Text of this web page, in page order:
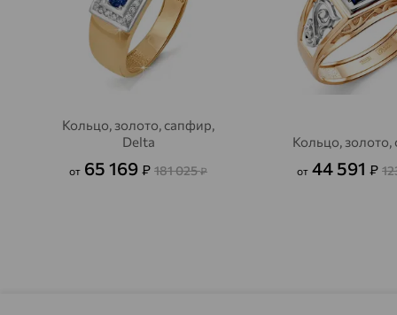
Кольцо, золото, сапфир,
Delta
от 65 169 ₽ 181 025₽
Кольцо, золото,
от 44 591 ₽